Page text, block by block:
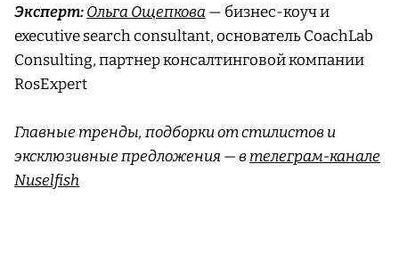
Эксперт:Ольга Ощепкова — бизнес-коуч и
executive search consultant, основатель CoachLab
Consulting, партнер консалтинговой компании
RosExpert
Главные тренды, подборки от стилистов и
эксклюзивные предложения — втелеграм-канале
Nuselfish